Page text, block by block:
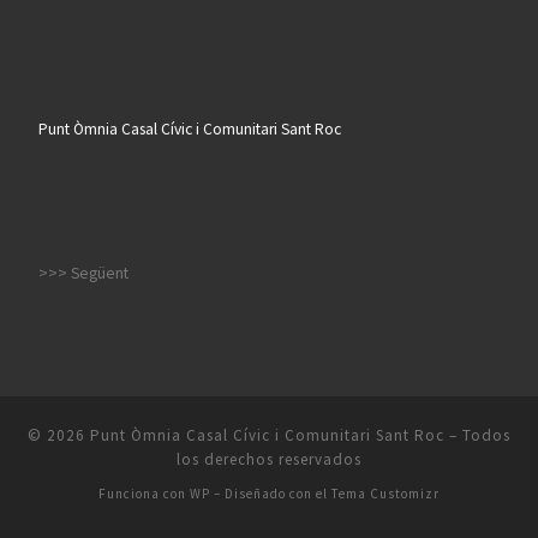
Punt Òmnia Casal Cívic i Comunitari Sant Roc
>>> Següent
© 2026 Punt Òmnia Casal Cívic i Comunitari Sant Roc – Todos
los derechos reservados
Funciona con WP – Diseñado con el Tema Customizr